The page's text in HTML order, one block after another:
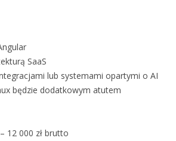
SaaS
lub systemami opartymi o AI
będzie dodatkowym atutem
12 000 zł brutto